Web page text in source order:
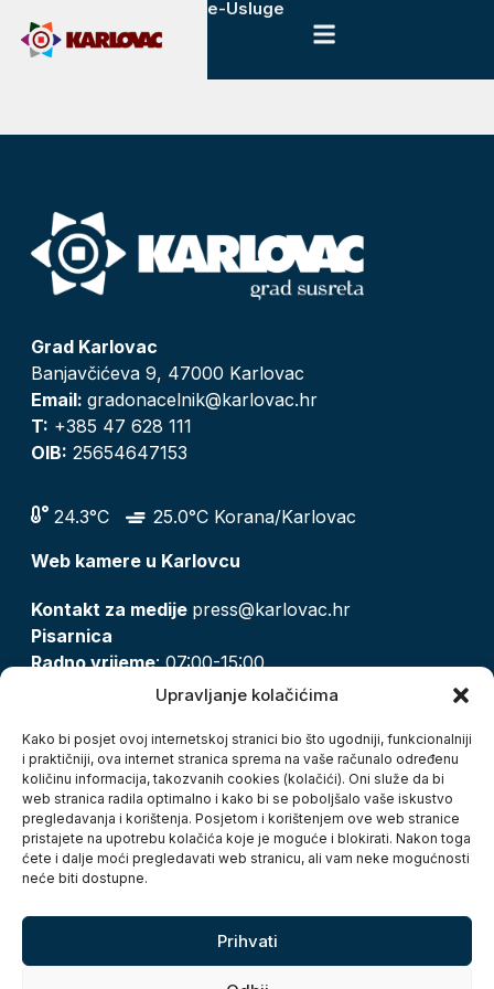
Upravljanje kolačićima
Kako bi posjet ovoj internetskoj stranici bio što ugodniji, funkcionalniji
i praktičniji, ova internet stranica sprema na vaše računalo određenu
količinu informacija, takozvanih cookies (kolačići). Oni služe da bi
web stranica radila optimalno i kako bi se poboljšalo vaše iskustvo
pregledavanja i korištenja. Posjetom i korištenjem ove web stranice
pristajete na upotrebu kolačića koje je moguće i blokirati. Nakon toga
ćete i dalje moći pregledavati web stranicu, ali vam neke mogućnosti
neće biti dostupne.
Prihvati
e-Usluge
Grad Karlovac
Banjavčićeva 9, 47000 Karlovac
Email: gradonacelnik@karlovac.hr
T: +385 47 628 111
OIB: 25654647153
24.3°C
25.0°C Korana/Karlovac
Web kamere u Karlovcu
Kontakt za medije press@karlovac.hr
Pisarnica
Radno vrijeme: 07:00-15:00
pisarnica@karlovac.hr
Zaštita osobnih podataka
Pristup informacijama
Kolačići
Izjava o pristupačnosti
Turistička zajednica grada Karlovca